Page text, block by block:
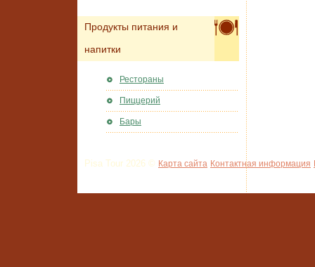
Продукты питания и
напитки
Рестораны
Пиццерий
Бары
Pisa Tour 2026 © Карта сайта Контактная информация